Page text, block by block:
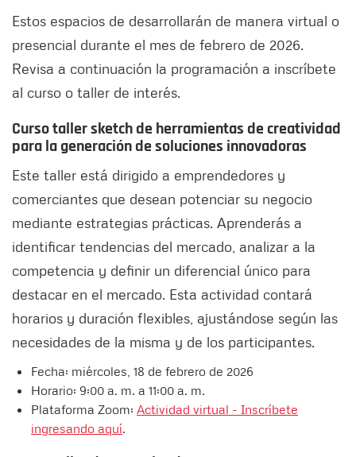
Estos espacios de desarrollarán de manera virtual o
presencial durante el mes de febrero de 2026.
Revisa a continuación la programación a inscríbete
al curso o taller de interés.
Curso taller sketch de herramientas de creatividad
para la generación de soluciones innovadoras
Este taller está dirigido a emprendedores y
comerciantes que desean potenciar su negocio
mediante estrategias prácticas. Aprenderás a
identificar tendencias del mercado, analizar a la
competencia y definir un diferencial único para
destacar en el mercado. Esta actividad contará
horarios y duración flexibles, ajustándose según las
necesidades de la misma y de los participantes.
Fecha: miércoles, 18 de febrero de 2026
Horario: 9:00 a. m. a 11:00 a. m.
Plataforma Zoom: Actividad virtual - Inscríbete
ingresando aquí.